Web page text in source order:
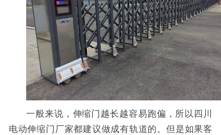
一般来说，伸缩门越长越容易跑偏，所以四川
电动伸缩门厂家都建议做成有轨道的。但是如果客